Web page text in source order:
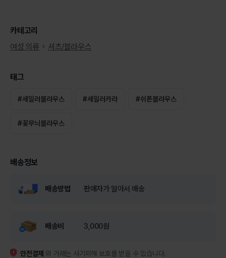
카테고리
여성 의류
셔츠/블라우스
태그
#세일러블라우스 #세일러카라 #쉬폰블라우스
#꽃무늬블라우스
배송정보
배송방법 판매자가 알아서 배송
배송비 3,000원
안전결제 외 거래는 사기피해 보호를 받을 수 없습니다.